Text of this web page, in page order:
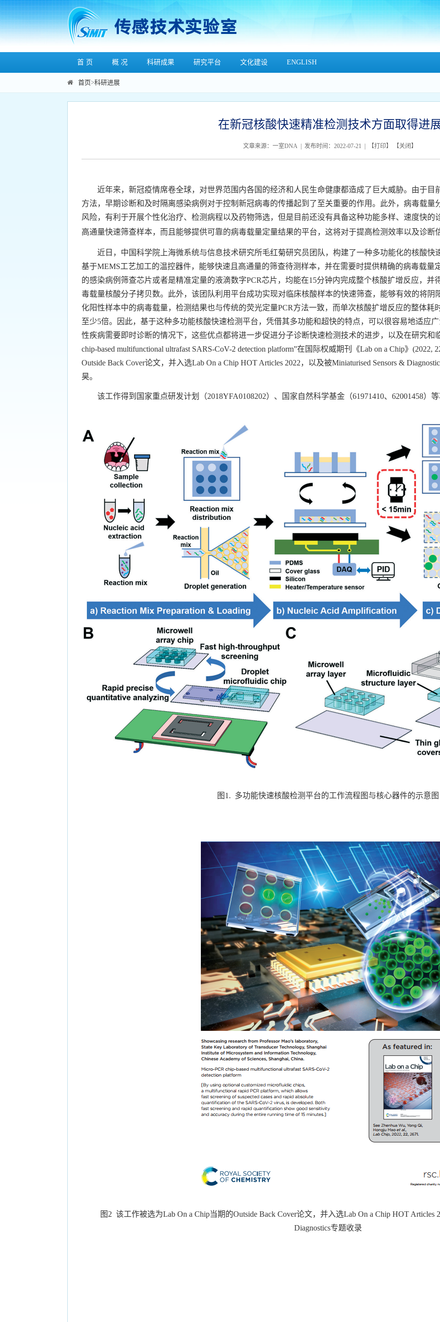
首 页 概 况 科研成果 研究平台 文化建设 ENGLISH
首页>科研进展
在新冠核酸快速精准检测技术方面取得进
文章来源：一室DNA | 发布时间：2022-07-21 | 【打印】 【关闭 】
近年来，新冠疫情席卷全球，对世界范围内各国的经济和人民生命健康都造成了巨大威胁。由于目
方法，早期诊断和及时隔离感染病例对于控制新冠病毒的传播起到了至关重要的作用。此外，病毒载量
风险，有利于开展个性化治疗、检测病程以及药物筛选，但是目前还没有具备这种功能多样、速度快的
高通量快速筛查样本，而且能够提供可靠的病毒载量定量结果的平台，这将对于提高检测效率以及诊断
近日，中国科学院上海微系统与信息技术研究所毛红菊研究员团队，构建了一种多功能化的核酸快
基于MEMS工艺加工的温控器件，能够快速且高通量的筛查待测样本，并在需要时提供精确的病毒载量
的感染病例筛查芯片或者是精准定量的液滴数字PCR芯片，均能在15分钟内完成整个核酸扩增反应，
毒载量核酸分子拷贝数。此外，该团队利用平台成功实现对临床核酸样本的快速筛查，能够有效的将阴
化阳性样本中的病毒载量，检测结果也与传统的荧光定量PCR方法一致，而单次核酸扩增反应的整体耗
至少5倍。因此，基于这种多功能核酸快速检测平台，凭借其多功能和超快的特点，可以很容易地适应
性疾病需要即时诊断的情况下，这些优点都将进一步促进分子诊断快速检测技术的进步，以及在研究和
chip-based multifunctional ultrafast SARS-CoV-2 detection platform”在国际权威期刊《Lab on a Chip》
Outside Back Cover论文，并入选Lab On a Chip HOT Articles 2022，以及被Miniaturised Sensors &
昊。
该工作得到国家重点研发计划（2018YFA0108202）、国家自然科学基金（61971410、62001458）
图1. 多功能快速核酸检测平台的工作流程图与核心器件的示意
图2 该工作被选为Lab On a Chip当期的Outside Back Cover论文，并入选Lab On a Chip HOT Articles
Diagnostics专题收录